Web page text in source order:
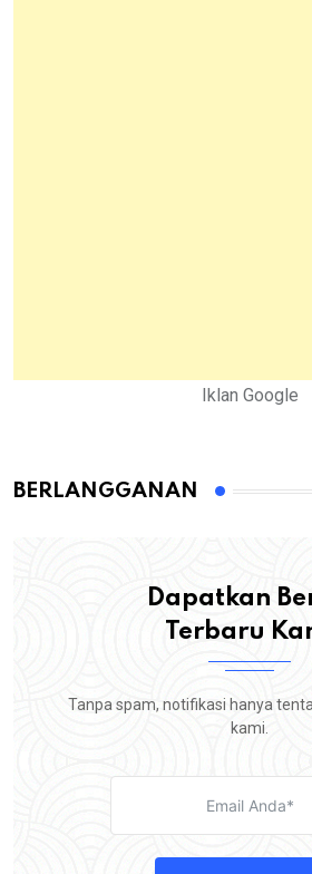
Iklan Google
BERLANGGANAN
Dapatkan
Terbaru
Tanpa spam, notifikasi hanya
kami.